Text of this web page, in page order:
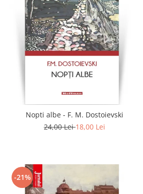
Nopti albe - F. M. Dostoievski
24,00 Lei18,00 Lei
-21%